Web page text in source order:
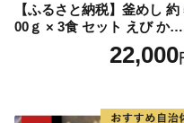
【ふるさと納税】釜めし 約
00ｇ × 3食 セット えび かに
海のめぐみ 老舗 急速冷凍 レ
ンチン 時短 簡単調理 食品
せグルメ 愛知県 小牧市 送
22,000